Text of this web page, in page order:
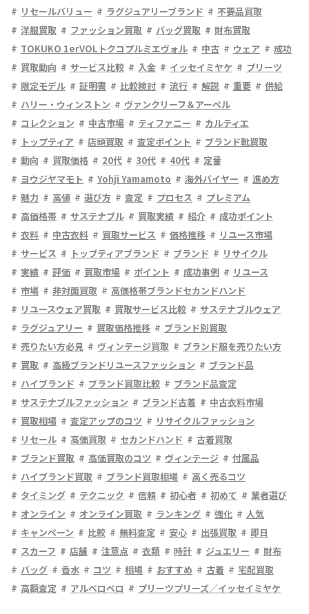
リセールバリュー
ラグジュアリーブランド
不要品買取
洋服買取
ファッション買取 バッグ買取
財布買取
TOKUKO 1erVOLトクコプルミエヴォル
中古 ウェア
成功
買取動向
サービス比較 入金 イッセイミヤケ
プリーツ
限定モデル
証明書 比較検討 流行 解説 重要
供給
ハリー・ウィンストン
ヴァンクリーフ＆アーペル
コレクション
中古市場 ティファニー
カルティエ
トップティア
店頭買取 査定ポイント
ブランド靴買取
動向
買取価格 20代 30代 40代
定番
ヨウジヤマモト
Yohji Yamamoto 海外バイヤー
進め方
魅力
高値 選び方 査定 プロセス
プレミアム
高価格帯
サステナブル 買取実績 紹介
成功ポイント
衣料
中古衣料 買取サービス 価格推移
リユース市場
サービス
トップティアブランド ブランド
リサイクル
実績
評価 買取市場 ポイント 成功事例
リユース
市場
非対面買取
高価格帯ブランドセカンドハンド
リユースウェア買取
買取サービス比較
サステナブルウェア
ラグジュアリー
買取価格推移
ブランド別買取
売りたい方必見
ヴィンテージ買取
ブランド服を売りたい方
買取
高級ブランドリユースファッション
ブランド品
ハイブランド
ブランド買取比較
ブランド品査定
サステナブルファッション
ブランド古着
中古衣料市場
買取相場
査定アップのコツ
リサイクルファッション
リセール
高価買取 セカンドハンド
古着買取
ブランド買取
高価買取のコツ ヴィンテージ
付属品
ハイブランド買取
ブランド買取相場
高く売るコツ
タイミング
テクニック 信頼 初心者 初めて
業者選び
オンライン
オンライン買取 ランキング 強化
人気
キャンペーン
比較 無料査定 安心 出張買取
即日
スカーフ
店舗 注意点 衣類 時計 ジュエリー
財布
バッグ
香水 コツ 相場 おすすめ 古着
宅配買取
高額査定
アルベロベロ プリーツプリーズ／イッセイミヤケ